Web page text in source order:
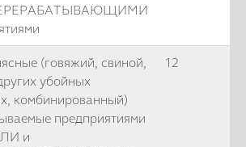
(говяжий, свиной,
убойных
комбинированный)
предприятиями
и
12